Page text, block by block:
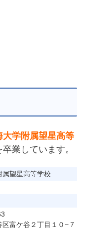
大学附属望星高等
業しています。
属望星高等学校
区富ケ谷２丁目１０−７